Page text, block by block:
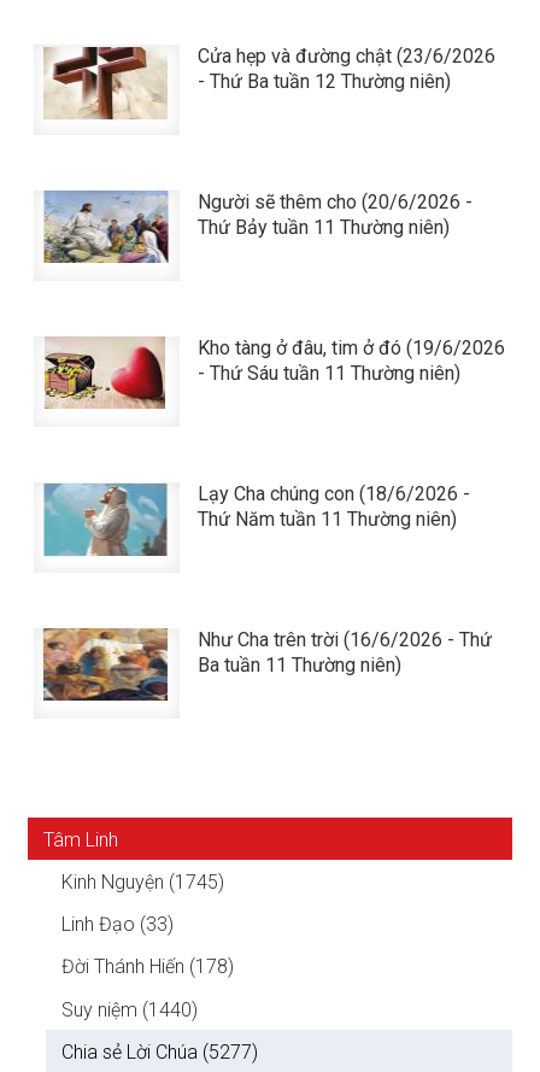
Cửa hẹp và đường chật (23/6/2026
- Thứ Ba tuần 12 Thường niên)
Người sẽ thêm cho (20/6/2026 -
Thứ Bảy tuần 11 Thường niên)
Kho tàng ở đâu, tim ở đó (19/6/2026
- Thứ Sáu tuần 11 Thường niên)
Lạy Cha chúng con (18/6/2026 -
Thứ Năm tuần 11 Thường niên)
Như Cha trên trời (16/6/2026 - Thứ
Ba tuần 11 Thường niên)
Tâm Linh
Kinh Nguyện (1745)
Linh Đạo (33)
Đời Thánh Hiến (178)
Suy niệm (1440)
Chia sẻ Lời Chúa (5277)